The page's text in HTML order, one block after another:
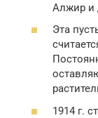
Алжир и
Эта
1914 г.